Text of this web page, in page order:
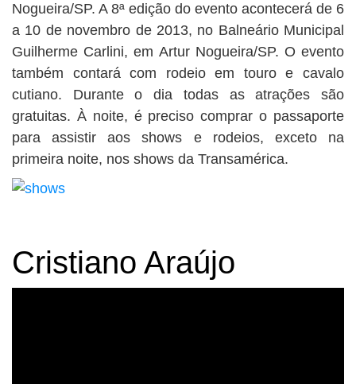
Nogueira/SP. A 8ª edição do evento acontecerá de 6
a 10 de novembro de 2013, no Balneário Municipal
Guilherme Carlini, em Artur Nogueira/SP. O evento
também contará com rodeio em touro e cavalo
cutiano. Durante o dia todas as atrações são
gratuitas. À noite, é preciso comprar o passaporte
para assistir aos shows e rodeios, exceto na
primeira noite, nos shows da Transamérica.
Cristiano Araújo